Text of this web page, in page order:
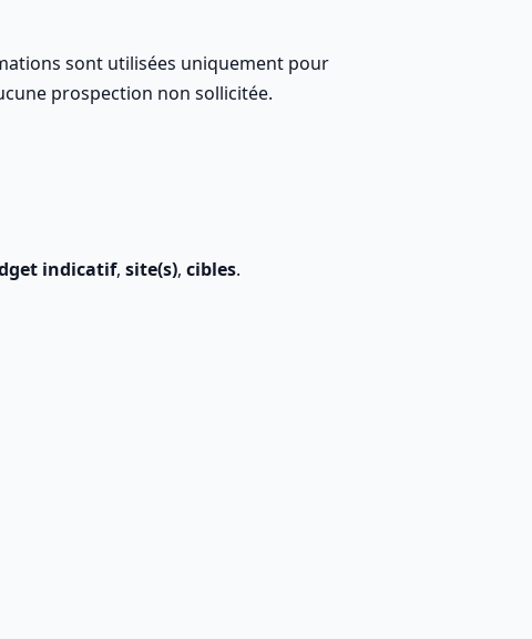
sont utilisées uniquement pour
prospection non sollicitée.
indicatif,site(s),cibles.